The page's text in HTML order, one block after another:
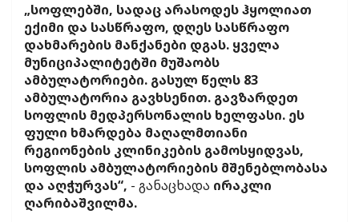
„სოფლებში, სადაც არასოდეს ჰყოლიათ
ექიმი და სასწრაფო, დღეს სასწრაფო
დახმარების მანქანები დგას. ყველა
მუნიციპალიტეტში მუშაობს
ამბულატორიები. გასულ წელს 83
ამბულატორია გავხსენით. გავზარდეთ
სოფლის მედპერსონალის ხელფასი. ეს
ფული ხმარდება მაღალმთიანი
რეგიონების კლინიკების გამოსყიდვას,
სოფლის ამბულატორიების მშენებლობასა
და აღჭურვას“, - განაცხადა ირაკლი
ღარიბაშვილმა.